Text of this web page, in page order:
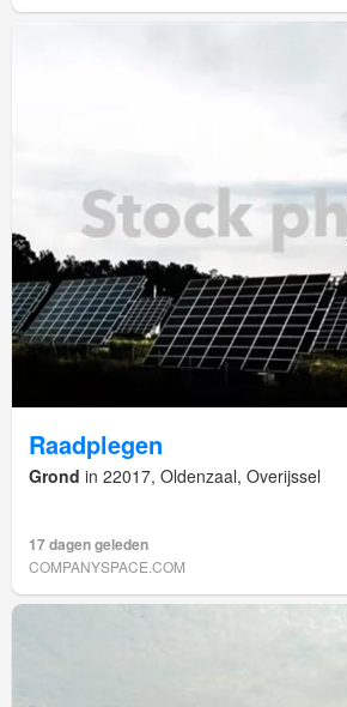
Raadplegen
Grond in 22017, Oldenzaal, Overijssel
17 dagen geleden
COMPANYSPACE.COM